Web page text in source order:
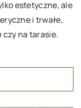
estetyczne, ale
i trwałe,
czy na tarasie.